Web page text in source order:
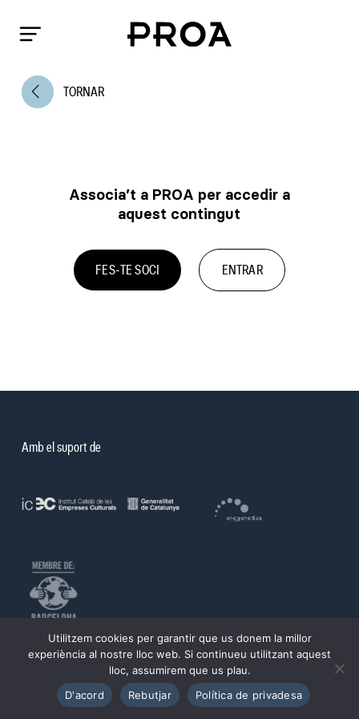
arrow_back_ios TORNAR
Associa’t a PROA per accedir a
aquest contingut
FES-TE SOCI ENTRAR
Amb el suport de
©PROA 2026.
Política de privadesa Avís legal
Utilitzem cookies per garantir que us donem la millor
experiència al nostre lloc web. Si continueu utilitzant aquest
lloc, assumirem que us plau.
D'acord
Rebutjar Política de privadesa